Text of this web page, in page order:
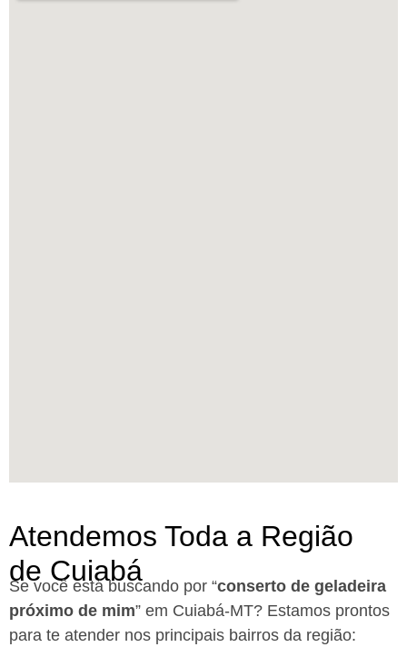
Atendemos Toda a Região
de Cuiabá
Se você está buscando por “conserto de geladeira
próximo de mim” em Cuiabá-MT? Estamos prontos
para te atender nos principais bairros da região: